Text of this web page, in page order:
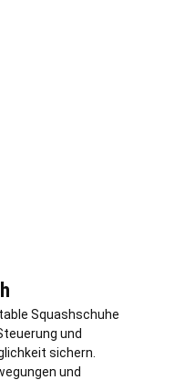
Squashschuhe
und
sichern.
und